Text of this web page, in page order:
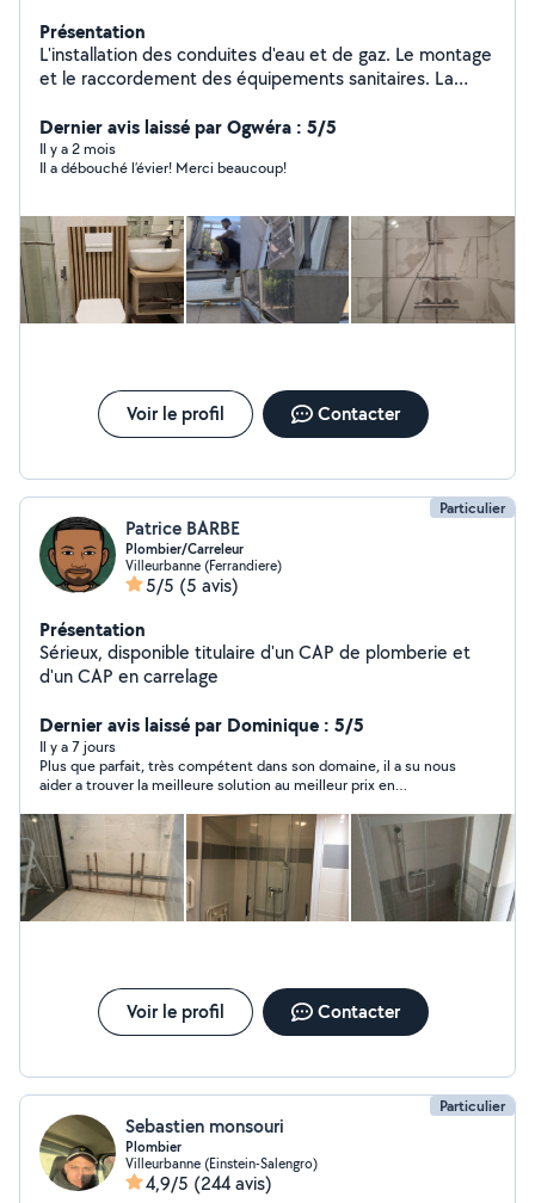
Présentation
L'installation des conduites d'eau et de gaz. Le montage
et le raccordement des équipements sanitaires. La
installations pour assurer leur bon fonctionnement. Le
respect des normes de sécurité et d'hygiène.
Dernier avis laissé par Ogwéra : 5/5
Il y a 2 mois
Il a débouché l’évier! Merci beaucoup!
Voir le profil Contacter
Particulier
Patrice BARBE
Plombier/Carreleur
Villeurbanne (Ferrandiere)
5/5 (5 avis)
Présentation
Sérieux, disponible titulaire d'un CAP de plomberie et
d'un CAP en carrelage
Dernier avis laissé par Dominique : 5/5
Il y a 7 jours
Plus que parfait, très compétent dans son domaine, il a su nous
aider a trouver la meilleure solution au meilleur prix en
besoins. Réactif, sympathique, courtois, ponctuel, pédagogue
et respectueux. Contacte samedi soir, il est venu un dimanche
et a fait immédiatement le nouveau branchement de tuyau et
a posé un robinet extérieur. Très soigneux.excellent rapport
qualité prix.
Voir le profil Contacter
Particulier
Sebastien monsouri
Plombier
Villeurbanne (Einstein-Salengro)
4,9/5 (244 avis)